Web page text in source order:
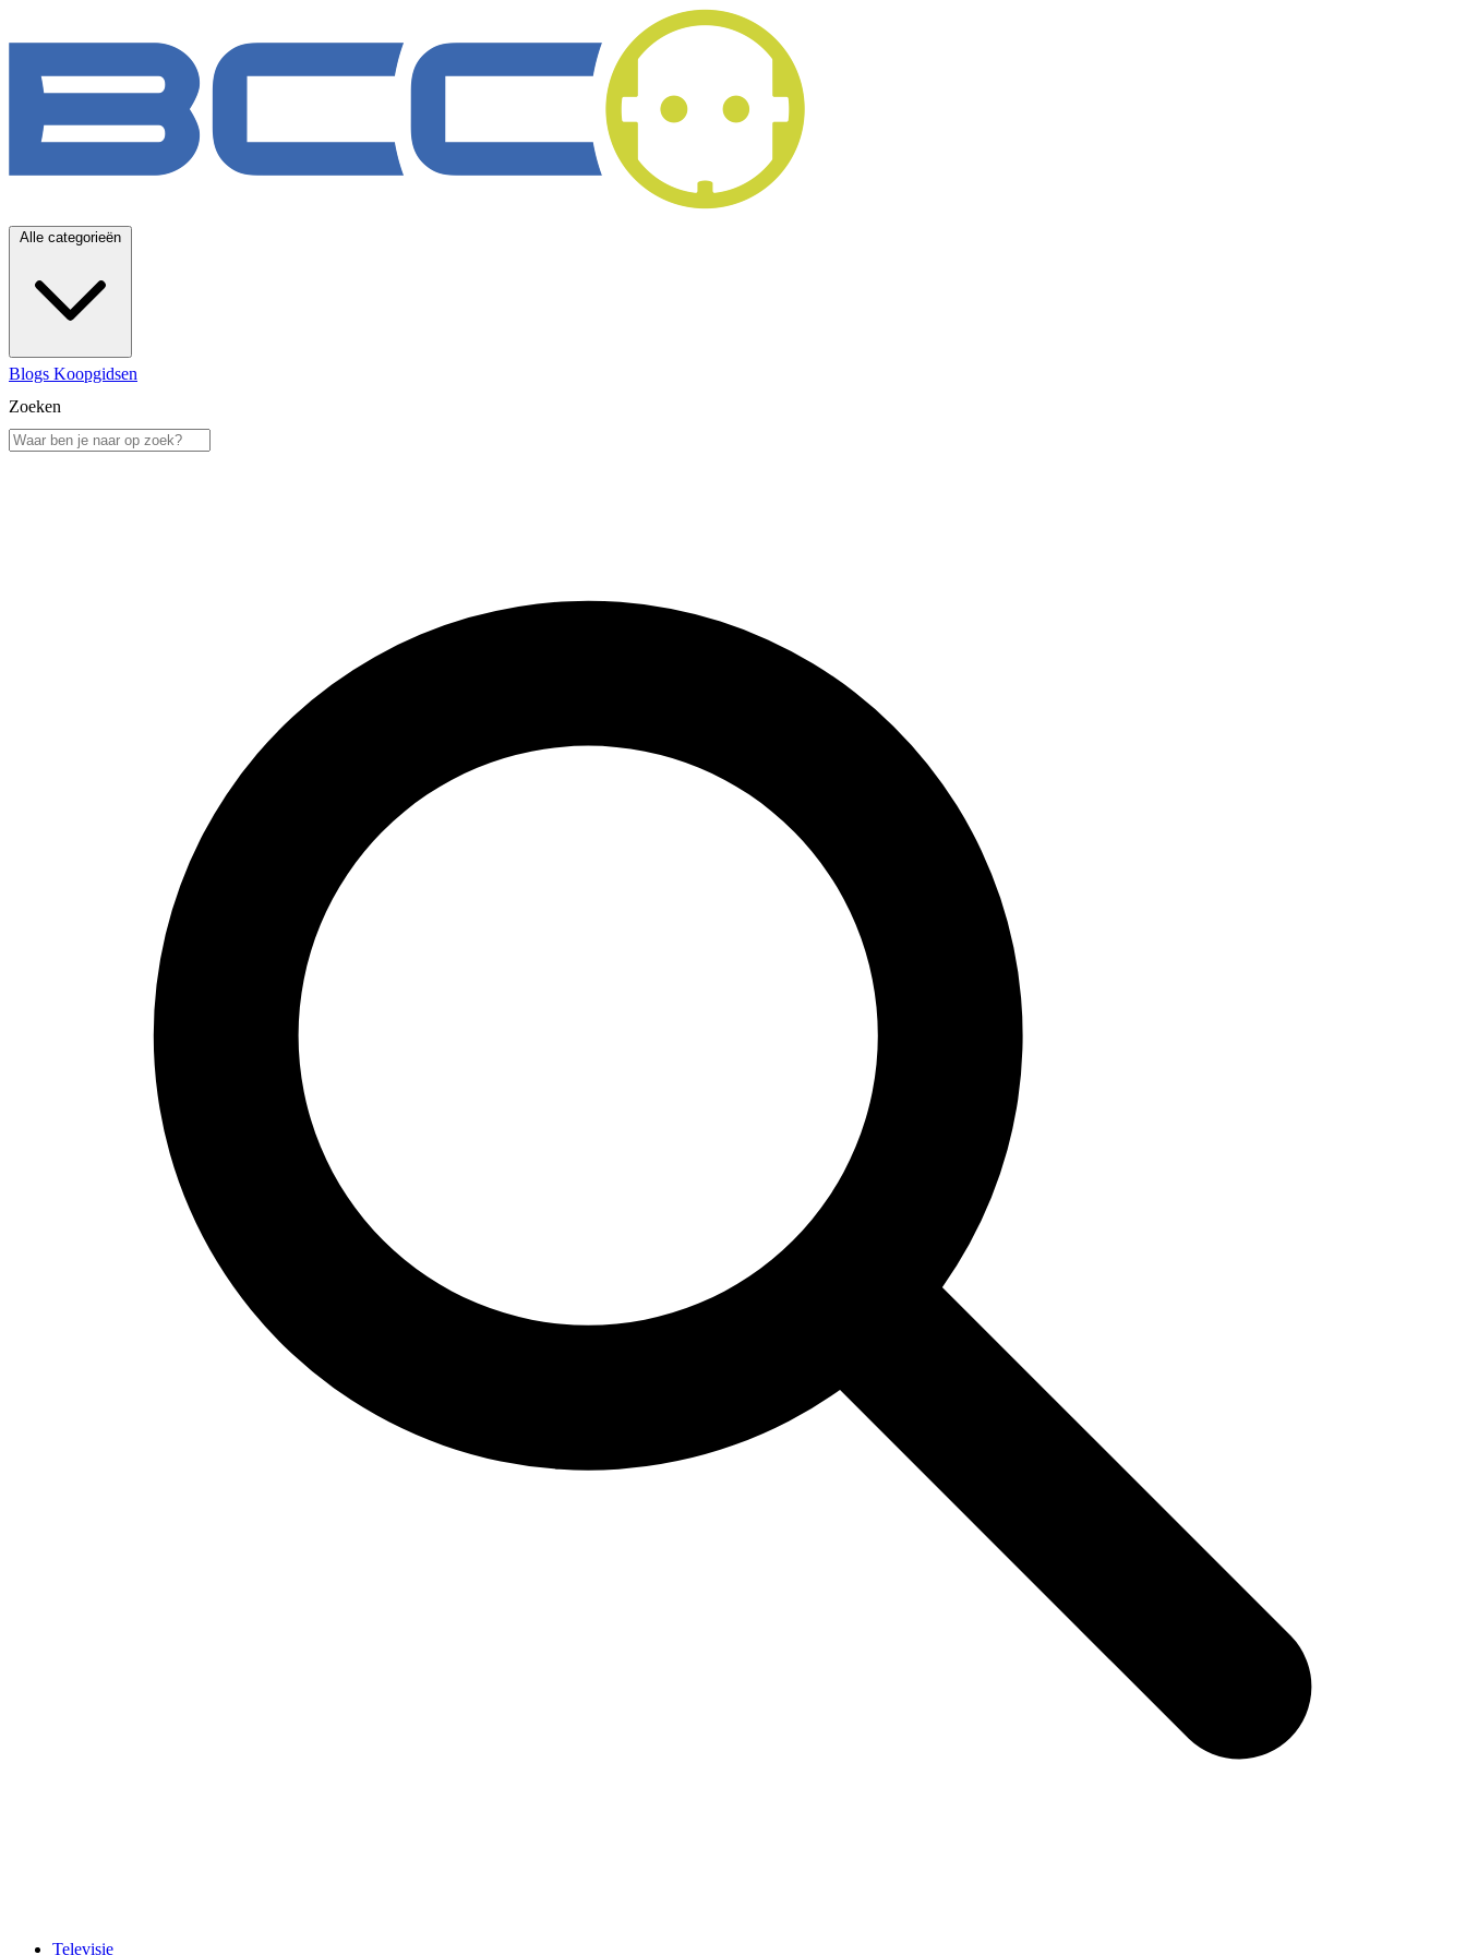
Alle categorieën
Blogs Koopgidsen
Zoeken
Televisie